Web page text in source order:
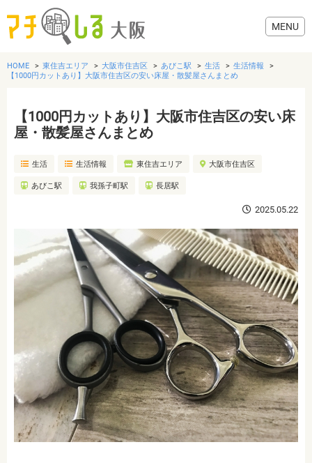
グルメ
歯医者・病院
おでかけ
生活
HOME 東住吉エリア 大阪市住吉区 あびこ駅 生活
生活情報
【1000円カットあり】大阪市住吉区の安い床屋・散髪屋さんまとめ
【1000円カットあり】大阪市住吉区の安い床
屋・散髪屋さんまとめ
生活 生活情報 東住吉エリア 大阪市住吉区
あびこ駅 我孫子町駅 長居駅
2025.05.22